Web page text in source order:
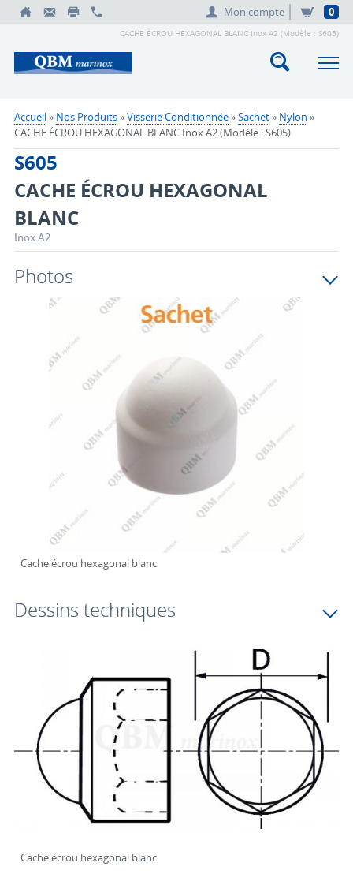
Mon compte 0
CACHE ÉCROU HEXAGONAL BLANC Inox A2 (Modèle : S605)
Accueil» Nos Produits»Visserie Conditionnée»Sachet» Nylon »
CACHE ÉCROU HEXAGONAL BLANC Inox A2 (Modèle : S605)
S605
CACHE ÉCROU HEXAGONAL
BLANC
Inox A2
Photos
Cache écrou hexagonal blanc
Dessins techniques
Cache écrou hexagonal blanc